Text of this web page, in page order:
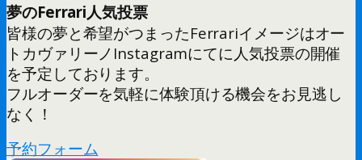
夢のFerrari人気投票
皆様の夢と希望がつまったFerrariイメージはオー
トカヴァリーノInstagramにてに人気投票の開催
を予定しております。
フルオーダーを気軽に体験頂ける機会をお見逃し
なく！
予約フォーム